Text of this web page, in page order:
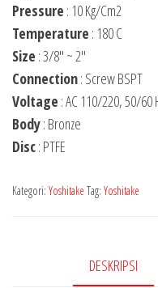
Pressure : 10 Kg/Cm2
Temperature : 180 C
Size : 3/8″ ~ 2″
Connection: Screw BSPT
Voltage : AC 110/220, 50/60
Body: Bronze
Disc: PTFE
Kategori: Yoshitake Tag: Yoshitake
DESKRIPSI